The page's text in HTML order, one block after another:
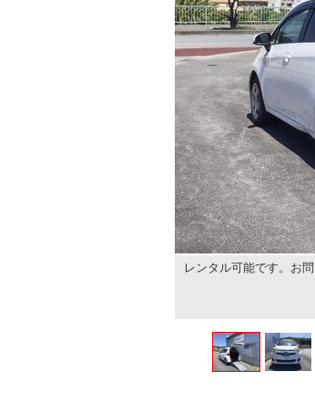
レンタル可能です。お